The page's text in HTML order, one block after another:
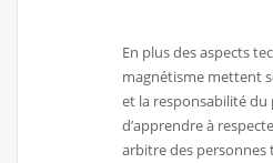
En plus des aspects
magnétisme mettent
et la responsabilité du
d’apprendre à
arbitre des personnes